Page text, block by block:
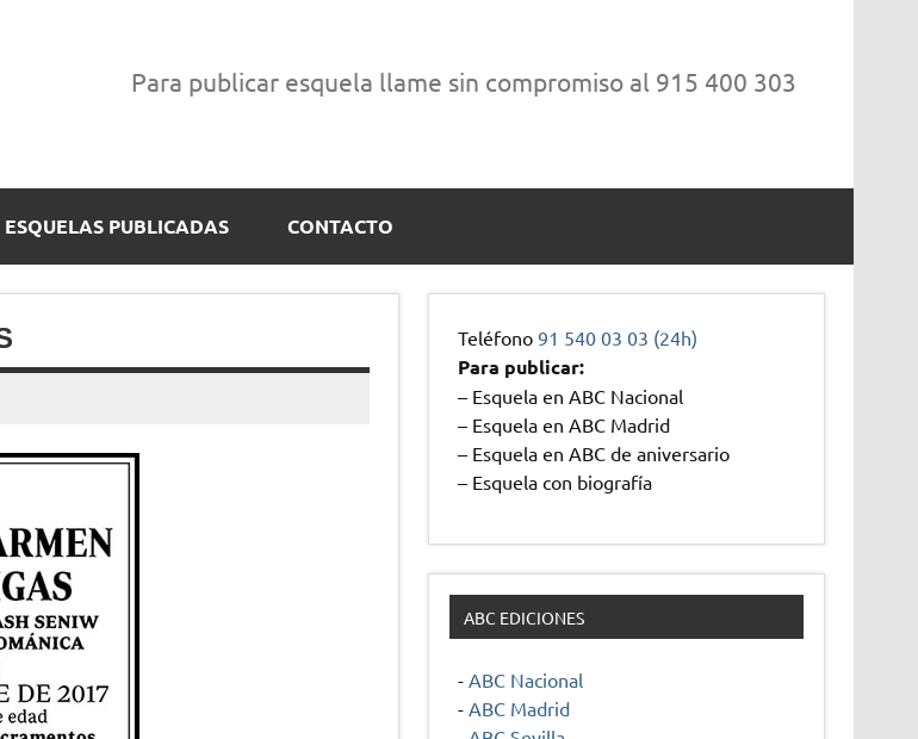
Para publicar esquela llame sin compromiso al 915 400 303
ESQUELAS PUBLICADAS CONTACTO
Teléfono91 540 03 03 (24h)
Para publicar:
– Esquela en ABC Nacional
– Esquela en ABC Madrid
– Esquela en ABC de aniversario
– Esquela con biografía
ABC EDICIONES
- ABC Nacional
- ABC Madrid